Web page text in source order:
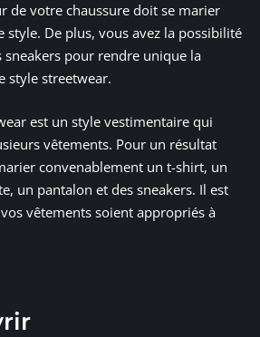
de votre chaussure doit se marier
style. De plus, vous avez la possibilité
sneakers pour rendre unique la
style streetwear.
est un style vestimentaire qui
vêtements. Pour un résultat
convenablement un t-shirt, un
un pantalon et des sneakers. Il est
vêtements soient appropriés à